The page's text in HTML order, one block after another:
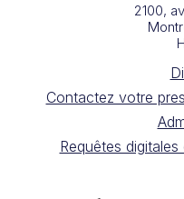
2100,
Contactez votre
Requêtes